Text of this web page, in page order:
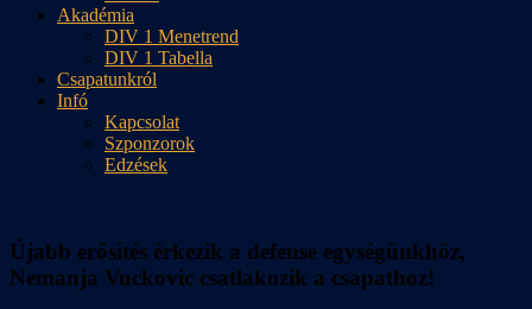
Akadémia
DIV 1 Menetrend
DIV 1 Tabella
Csapatunkról
Infó
Kapcsolat
Szponzorok
Edzések
Újabb erősítés érkezik a defense egységünkhöz,
Nemanja Vuckovic csatlakozik a csapathoz!